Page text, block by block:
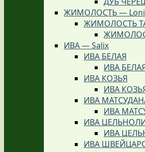
ЖИМОЛОСТЬ —
ЖИМОЛОСТЬ
ИВА — Salix
ИВА БЕЛАЯ
ИВА
ИВА КОЗЬЯ
ИВА
ИВА
ИВА
ИВА
ИВА
ИВА